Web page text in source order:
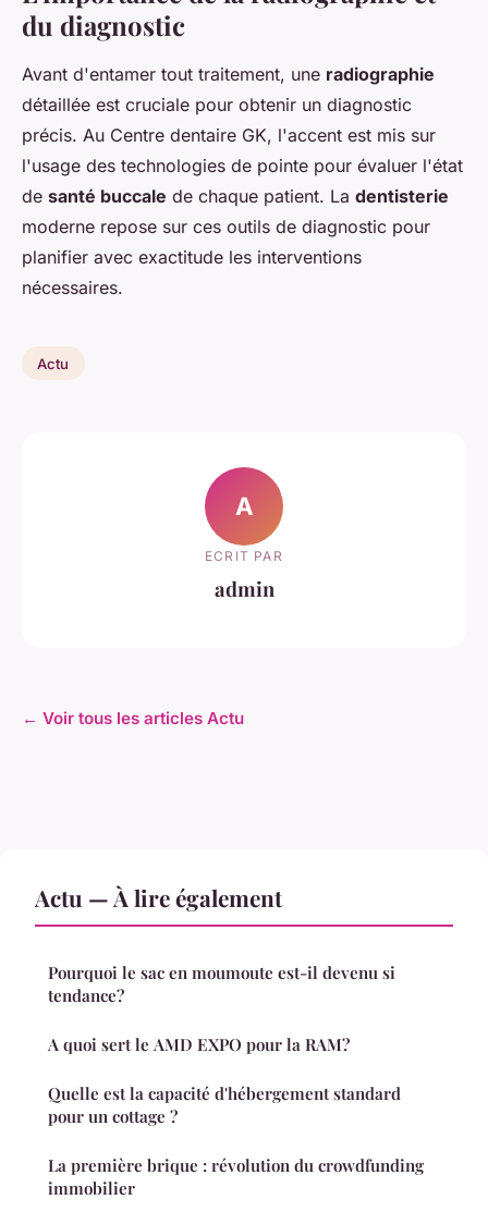
du diagnostic
Avant d'entamer tout traitement, une radiographie
détaillée est cruciale pour obtenir un diagnostic
précis. Au Centre dentaire GK, l'accent est mis sur
l'usage des technologies de pointe pour évaluer l'état
de santé buccale de chaque patient. La dentisterie
moderne repose sur ces outils de diagnostic pour
planifier avec exactitude les interventions
nécessaires.
Actu
A
ECRIT PAR
admin
← Voir tous les articles Actu
Actu — À lire également
Pourquoi le sac en moumoute est-il devenu si
tendance?
A quoi sert le AMD EXPO pour la RAM?
Quelle est la capacité d'hébergement standard
pour un cottage ?
La première brique : révolution du crowdfunding
immobilier